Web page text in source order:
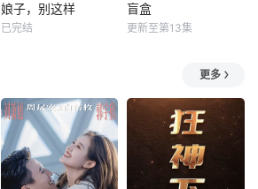
娘子，别这样
已完结
盲盒
更新至第13集
更多